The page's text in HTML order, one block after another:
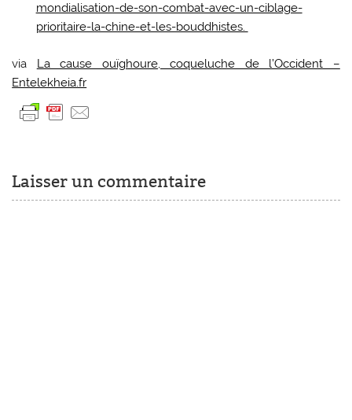
mondialisation-de-son-combat-avec-un-ciblage-
prioritaire-la-chine-et-les-bouddhistes.
via La cause ouïghoure, coqueluche de l’Occident –
Entelekheia.fr
Laisser un commentaire